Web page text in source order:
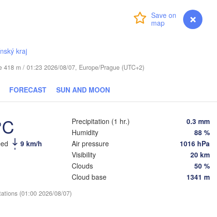
myVentusky Forecast
kraj
418 m / 01:23 2026/08/07, Europe/Prague (UTC+2)
FORECAST SUN AND MOON
9 km/h
Precipitation (1 hr.)
0.3 mm
Humidity
88 %
Air pressure
1016 hPa
Visibility
20 km
Clouds
50 %
Cloud base
1341 m
(01:00 2026/08/07)
Київ
(Chernihiv)
Мазыр
(Mazyr)
Магілёў
Старый
(Stary